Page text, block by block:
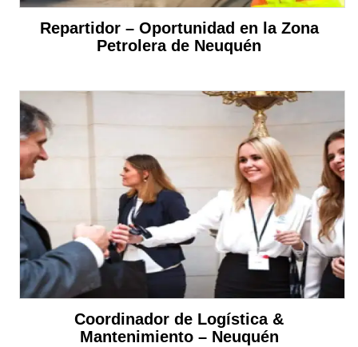
Repartidor – Oportunidad en la Zona
Petrolera de Neuquén
Coordinador de Logística &
Mantenimiento – Neuquén